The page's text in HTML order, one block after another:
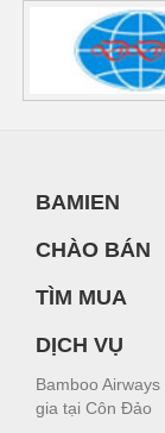
BAMIEN
CHÀO BÁN
TÌM MUA
DỊCH VỤ
Bamboo
gia tại Côn Đảo